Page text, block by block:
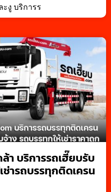
ะงู บริการร
า บริการรถเฮี๊ยบรับ
ช่ารถบรรทุกติดเครน